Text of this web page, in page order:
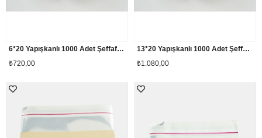
6*20 Yapışkanlı 1000 Adet Şeffaf Poşet
₺720,00
13*20 Yapışkanlı 1000 Adet Şeffaf Poşet
₺1.080,00